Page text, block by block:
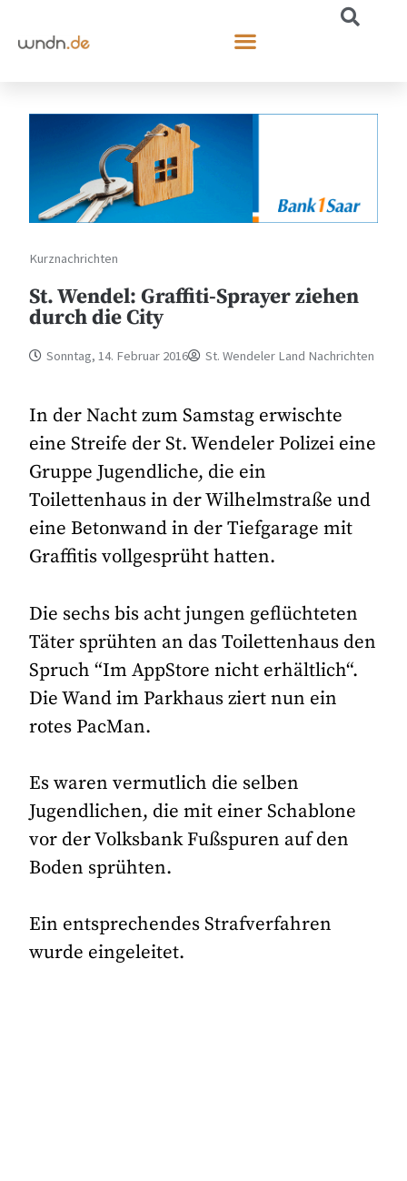
Kurznachrichten
St. Wendel: Graffiti-Sprayer ziehen
durch die City
Sonntag, 14. Februar 2016 St. Wendeler Land Nachrichten
In der Nacht zum Samstag erwischte
eine Streife der St. Wendeler Polizei eine
Gruppe Jugendliche, die ein
Toilettenhaus in der Wilhelmstraße und
eine Betonwand in der Tiefgarage mit
Graffitis vollgesprüht hatten.
Die sechs bis acht jungen geflüchteten
Täter sprühten an das Toilettenhaus den
Spruch “Im AppStore nicht erhältlich“.
Die Wand im Parkhaus ziert nun ein
rotes PacMan.
Es waren vermutlich die selben
Jugendlichen, die mit einer Schablone
vor der Volksbank Fußspuren auf den
Boden sprühten.
Ein entsprechendes Strafverfahren
wurde eingeleitet.